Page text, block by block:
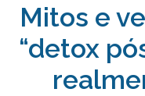
Mitos e
“detox